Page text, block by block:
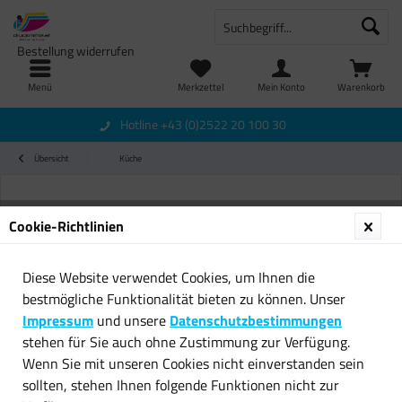
Menü Warenkorb
Merkzettel
Bestellung widerrufen
Mein Konto
Hotline +43 (0)2522 20 100 30
Übersicht Küche
Cookie-Richtlinien
Diese Website verwendet Cookies, um Ihnen die
bestmögliche Funktionalität bieten zu können. Unser
Impressum und unsere Datenschutzbestimmungen
stehen für Sie auch ohne Zustimmung zur Verfügung.
Wenn Sie mit unseren Cookies nicht einverstanden sein
sollten, stehen Ihnen folgende Funktionen nicht zur